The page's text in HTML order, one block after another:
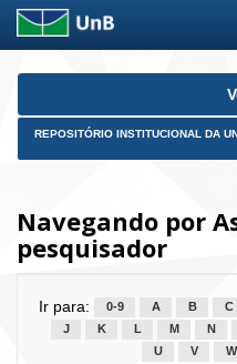
Skip
REPOSITÓRIO INSTITUCIONAL DA
Navegando por
pesquisador
Ir para: 0-9 A B C
J
K L M N
U
V W